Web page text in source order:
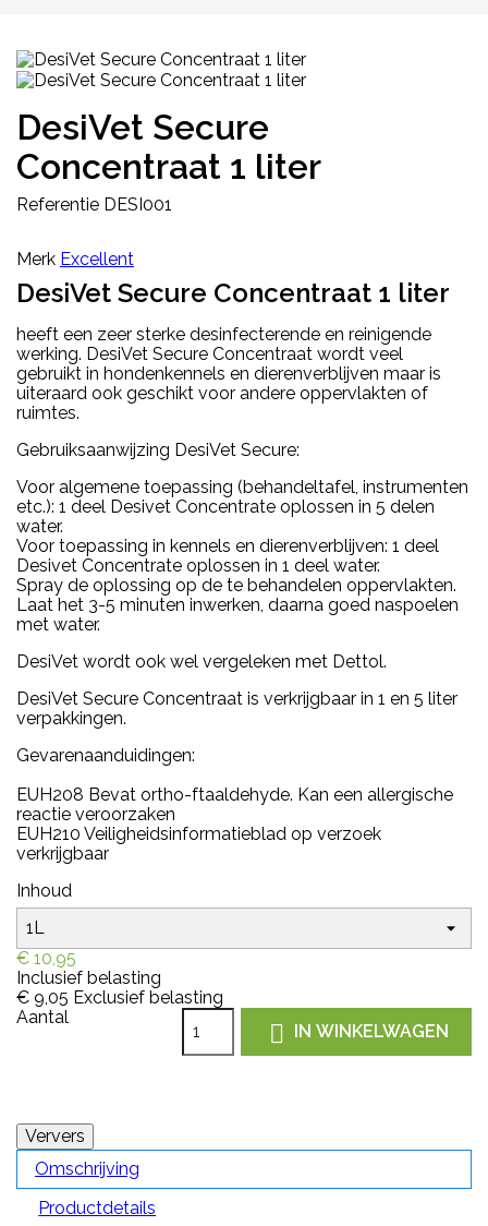
DesiVet Secure
Concentraat 1 liter
Referentie DESI001
Merk Excellent
DesiVet Secure Concentraat 1 liter
heeft een zeer sterke desinfecterende en reinigende
werking. DesiVet Secure Concentraat wordt veel
gebruikt in hondenkennels en dierenverblijven maar is
uiteraard ook geschikt voor andere oppervlakten of
ruimtes.
Gebruiksaanwijzing DesiVet Secure:
Voor algemene toepassing (behandeltafel, instrumenten
etc.): 1 deel Desivet Concentrate oplossen in 5 delen
water.
Voor toepassing in kennels en dierenverblijven: 1 deel
Desivet Concentrate oplossen in 1 deel water.
Spray de oplossing op de te behandelen oppervlakten.
Laat het 3-5 minuten inwerken, daarna goed naspoelen
met water.
DesiVet wordt ook wel vergeleken met Dettol.
DesiVet Secure Concentraat is verkrijgbaar in 1 en 5 liter
verpakkingen.
Gevarenaanduidingen:
EUH208 Bevat ortho-ftaaldehyde. Kan een allergische
reactie veroorzaken
EUH210 Veiligheidsinformatieblad op verzoek
verkrijgbaar
Inhoud
€ 10,95
Inclusief belasting
€ 9,05 Exclusief belasting
Aantal
 IN WINKELWAGEN
Omschrijving
Productdetails